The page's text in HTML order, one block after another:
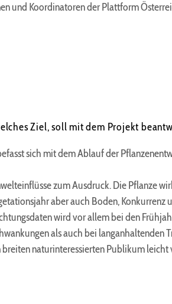
und Koordinatoren der Plattform
Ziel, soll mit dem Projekt
sich mit dem Ablauf der
zum Ausdruck. Die Pflanze
aber auch Boden, Konkurrenz
wird vor allem bei den
als auch bei langanhaltenden
naturinteressierten Publikum